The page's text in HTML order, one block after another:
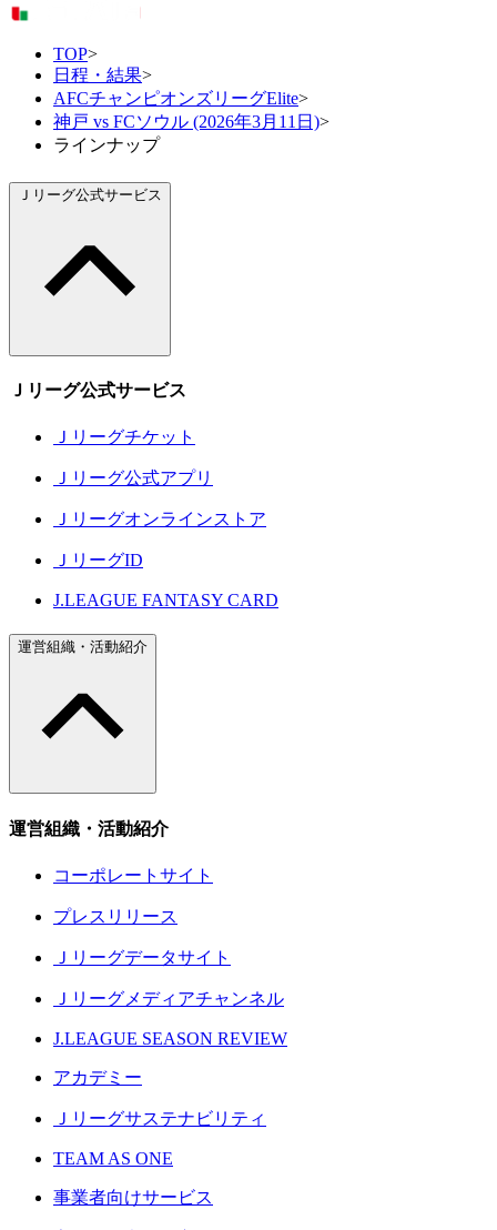
TOP>
日程・結果>
AFCチャンピオンズリーグElite>
神戸 vs FCソウル (2026年3月11日)>
ラインナップ
Ｊリーグ公式サービス
Ｊリーグ公式サービス
Ｊリーグチケット
Ｊリーグ公式アプリ
Ｊリーグオンラインストア
ＪリーグID
J.LEAGUE FANTASY CARD
運営組織・活動紹介
運営組織・活動紹介
コーポレートサイト
プレスリリース
Ｊリーグデータサイト
Ｊリーグメディアチャンネル
J.LEAGUE SEASON REVIEW
アカデミー
Ｊリーグサステナビリティ
TEAM AS ONE
事業者向けサービス